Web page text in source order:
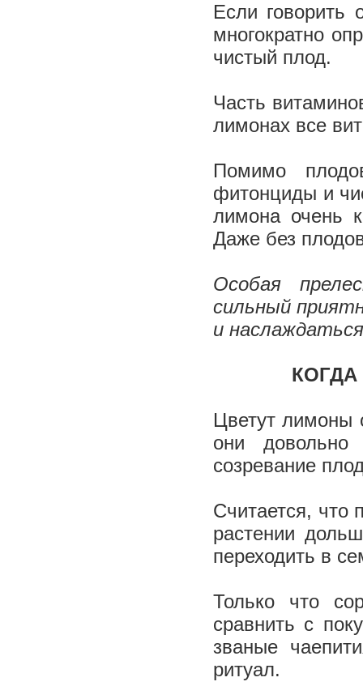
Если говорить
мно­гократно
чистый плод.
Часть
ли­монах все
Помимо
фитонциды и
лимона очень
Даже без
Особая
сильный
и
Цветут лимоны
они
созревание
Считается, что
растении
переходить в
Только что
сравнить с
званые
ритуал.